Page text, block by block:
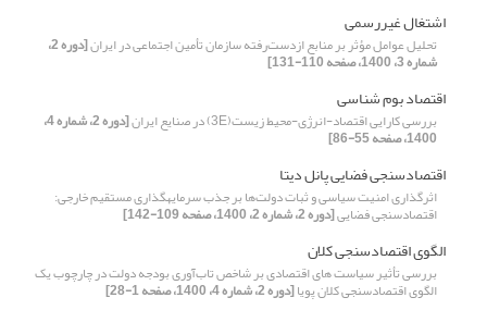
اشتغال غیررسمی
تحلیل عوامل مؤثر بر منابع ازدست‌رفته سازمان تأمین اجتماعی در ایران [دوره 2،
شماره 3، 1400، صفحه 110-131]
اقتصاد بوم شناسی
بررسی کارایی اقتصاد-انرژی-محیط زیست(3E) در صنایع ایران [دوره 2، شماره 4،
1400، صفحه 55-86]
اقتصادسنجی فضایی پانل دیتا
اثرگذاری امنیت سیاسی و ثبات دولت‌ها بر جذب سرمایهگذاری مستقیم خارجی:
اقتصادسنجی فضایی[دوره 2، شماره 2، 1400، صفحه 109-142]
الگوی اقتصادسنجی کلان
بررسی تأثیر سیاست های اقتصادی بر شاخص تاب‌آوری بودجه دولت در چارچوب یک
الگوی اقتصادسنجی کلان پویا[دوره 2، شماره 4، 1400، صفحه 1-28]